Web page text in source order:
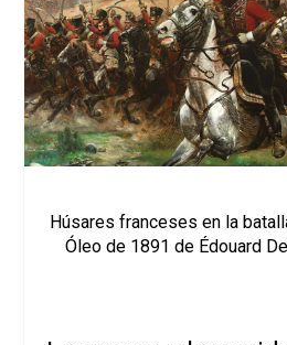
Húsares franceses en la
Óleo de 1891 de Édouard